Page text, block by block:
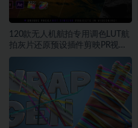
120款无人机航拍专用调色LUT航
拍灰片还原预设插件剪映PR视频
调色